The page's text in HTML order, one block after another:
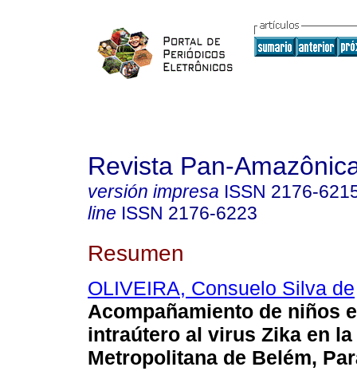
Revista Pan-
versión impresa ISSN 2176-
line ISSN 2176-6223
Resumen
OLIVEIRA, Consuelo Silva de
Acompañamiento de niños
intraútero al virus Zika en la
Metropolitana de Belém,